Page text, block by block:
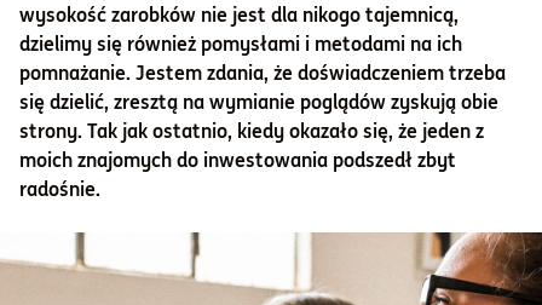
wysokość zarobków nie jest dla nikogo tajemnicą,
dzielimy się również pomysłami i metodami na ich
pomnażanie. Jestem zdania, że doświadczeniem trzeba
się dzielić, zresztą na wymianie poglądów zyskują obie
strony. Tak jak ostatnio, kiedy okazało się, że jeden z
moich znajomych do inwestowania podszedł zbyt
radośnie.